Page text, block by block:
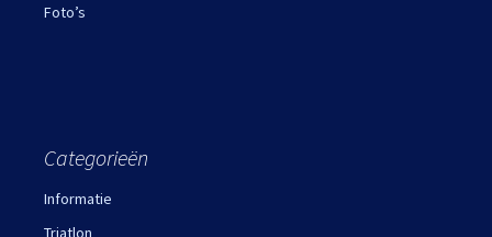
Foto’s
Categorieën
Informatie
Triatlon